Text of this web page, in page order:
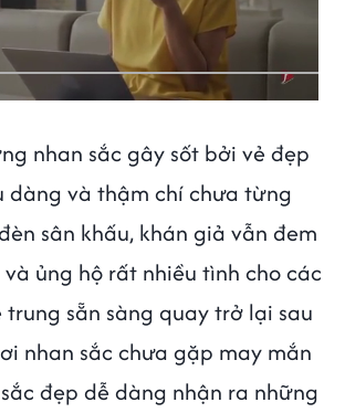
nhan sắc gây sốt bởi vẻ đẹp
dàng và thậm chí chưa từng
sân khấu, khán giả vẫn đem
ủng hộ rất nhiều tình cho các
sẵn sàng quay trở lại sau
nhan sắc chưa gặp may mắn
đẹp dễ dàng nhận ra những